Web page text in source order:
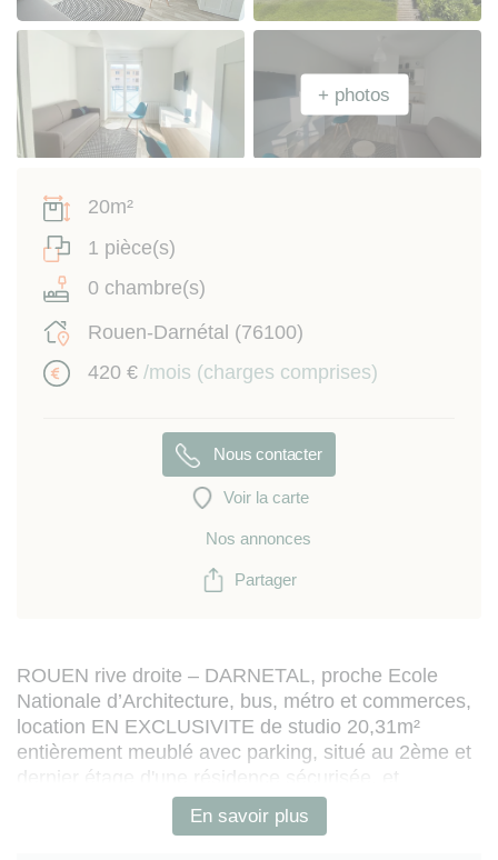
20m²
1 pièce(s)
0 chambre(s)
Rouen-Darnétal (76100)
420 € /mois (charges comprises)
Nous contacter
Voir la carte
Nos annonces
Partager
ROUEN rive droite – DARNETAL, proche Ecole
Nationale d’Architecture, bus, métro et commerces,
location EN EXCLUSIVITE de studio 20,31m²
entièrement meublé avec parking, situé au 2ème et
dernier étage d'une résidence sécurisée, et
- pièce de vie avec kitchenette équipée, coin salon
En savoir plus